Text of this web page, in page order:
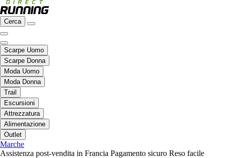
Cerca
Scarpe Uomo
Scarpe Donna
Moda Uomo
Moda Donna
Trail
Escursioni
Attrezzatura
Alimentazione
Outlet
Marche
Assistenza post-vendita in Francia Pagamento sicuro Reso facile